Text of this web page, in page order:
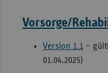
Vorsorge/
Version 1.1 –
01.04.2025)